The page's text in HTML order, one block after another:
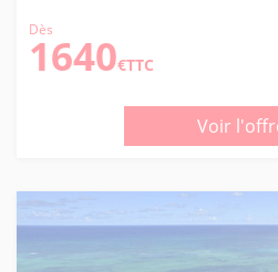
Dès
1640€TTC
Voir